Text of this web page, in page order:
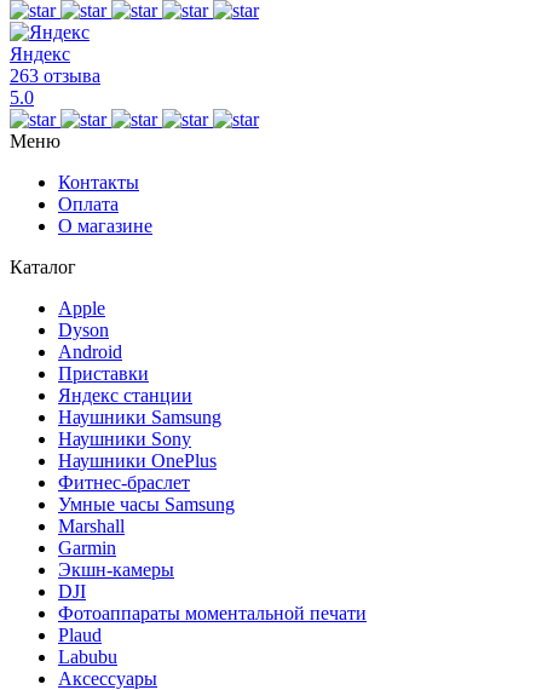
Яндекс
263 отзыва
5.0
Меню
Контакты
Оплата
О магазине
Каталог
Apple
Dyson
Android
Приставки
Яндекс станции
Наушники Samsung
Наушники Sony
Наушники OnePlus
Фитнес-браслет
Умные часы Samsung
Marshall
Garmin
Экшн-камеры
DJI
Фотоаппараты моментальной печати
Plaud
Labubu
Аксессуары